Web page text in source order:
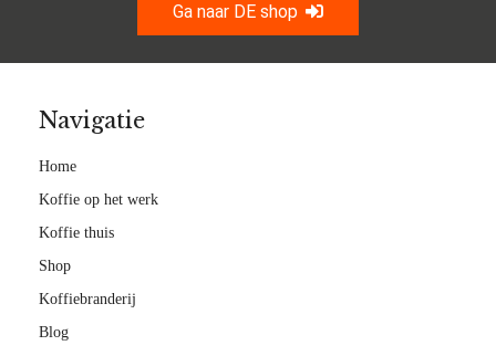
Ga naar DE shop
Navigatie
Home
Koffie op het werk
Koffie thuis
Shop
Koffiebranderij
Blog